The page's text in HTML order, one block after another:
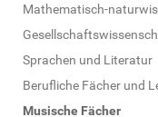
Mathematisch-
Sprachen und Literatur
Berufliche Fächer und
Musische Fächer